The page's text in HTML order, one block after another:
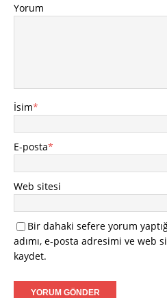
Yorum
İsim*
E-posta*
Web sitesi
Bir dahaki sefere yorum
adımı, e-posta adresimi ve web
kaydet.